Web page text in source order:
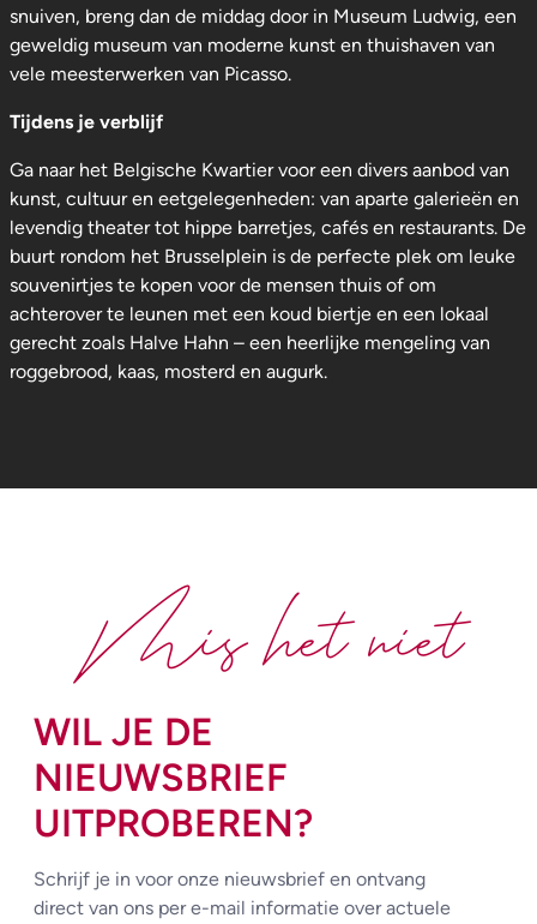
snuiven, breng dan de middag door in Museum Ludwig, een
geweldig museum van moderne kunst en thuishaven van
vele meesterwerken van Picasso.
Tijdens je verblijf
Ga naar het Belgische Kwartier voor een divers aanbod van
kunst, cultuur en eetgelegenheden: van aparte galerieën en
levendig theater tot hippe barretjes, cafés en restaurants. De
buurt rondom het Brusselplein is de perfecte plek om leuke
souvenirtjes te kopen voor de mensen thuis of om
achterover te leunen met een koud biertje en een lokaal
gerecht zoals Halve Hahn – een heerlijke mengeling van
roggebrood, kaas, mosterd en augurk.
WIL JE DE
NIEUWSBRIEF
UITPROBEREN?
Schrijf je in voor onze nieuwsbrief en ontvang
direct van ons per e-mail informatie over actuele
Mis het niet